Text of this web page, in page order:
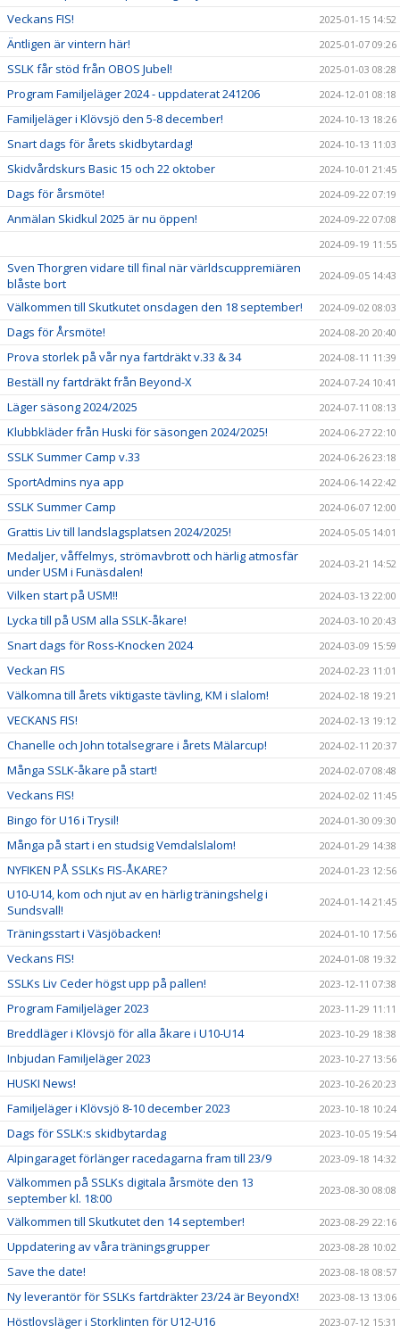
Veckans FIS! 2025-01-15 14:52
Äntligen är vintern här! 2025-01-07 09:26
SSLK får stöd från OBOS Jubel! 2025-01-03 08:28
Program Familjeläger 2024 - uppdaterat 241206 2024-12-01 08:18
Familjeläger i Klövsjö den 5-8 december! 2024-10-13 18:26
Snart dags för årets skidbytardag! 2024-10-13 11:03
Skidvårdskurs Basic 15 och 22 oktober 2024-10-01 21:45
Dags för årsmöte! 2024-09-22 07:19
Anmälan Skidkul 2025 är nu öppen!
2024-09-22 07:08
2024-09-19 11:55
Sven Thorgren vidare till final när världscuppremiären
blåste bort
2024-09-05 14:43
Välkommen till Skutkutet onsdagen den 18 september! 2024-09-02 08:03
Dags för Årsmöte! 2024-08-20 20:40
Prova storlek på vår nya fartdräkt v.33 & 34 2024-08-11 11:39
Beställ ny fartdräkt från Beyond-X 2024-07-24 10:41
Läger säsong 2024/2025 2024-07-11 08:13
Klubbkläder från Huski för säsongen 2024/2025! 2024-06-27 22:10
SSLK Summer Camp v.33 2024-06-26 23:18
SportAdmins nya app 2024-06-14 22:42
SSLK Summer Camp 2024-06-07 12:00
Grattis Liv till landslagsplatsen 2024/2025! 2024-05-05 14:01
Medaljer, våffelmys, strömavbrott och härlig atmosfär
under USM i Funäsdalen!
2024-03-21 14:52
Vilken start på USM!! 2024-03-13 22:00
Lycka till på USM alla SSLK-åkare! 2024-03-10 20:43
Snart dags för Ross-Knocken 2024 2024-03-09 15:59
Veckan FIS 2024-02-23 11:01
Välkomna till årets viktigaste tävling, KM i slalom! 2024-02-18 19:21
VECKANS FIS! 2024-02-13 19:12
Chanelle och John totalsegrare i årets Mälarcup! 2024-02-11 20:37
Många SSLK-åkare på start! 2024-02-07 08:48
Veckans FIS! 2024-02-02 11:45
Bingo för U16 i Trysil! 2024-01-30 09:30
Många på start i en studsig Vemdalslalom! 2024-01-29 14:38
NYFIKEN PÅ SSLKs FIS-ÅKARE? 2024-01-23 12:56
U10-U14, kom och njut av en härlig träningshelg i
Sundsvall!
2024-01-14 21:45
Träningsstart i Väsjöbacken! 2024-01-10 17:56
Veckans FIS! 2024-01-08 19:32
SSLKs Liv Ceder högst upp på pallen! 2023-12-11 07:38
Program Familjeläger 2023 2023-11-29 11:11
Breddläger i Klövsjö för alla åkare i U10-U14 2023-10-29 18:38
Inbjudan Familjeläger 2023 2023-10-27 13:56
HUSKI News! 2023-10-26 20:23
Familjeläger i Klövsjö 8-10 december 2023 2023-10-18 10:24
Dags för SSLK:s skidbytardag 2023-10-05 19:54
Alpingaraget förlänger racedagarna fram till 23/9 2023-09-18 14:32
Välkommen på SSLKs digitala årsmöte den 13
september kl. 18:00
2023-08-30 08:08
Välkommen till Skutkutet den 14 september! 2023-08-29 22:16
Uppdatering av våra träningsgrupper 2023-08-28 10:02
Save the date! 2023-08-18 08:57
Ny leverantör för SSLKs fartdräkter 23/24 är BeyondX! 2023-08-13 13:06
Höstlovsläger i Storklinten för U12-U16 2023-07-12 15:31